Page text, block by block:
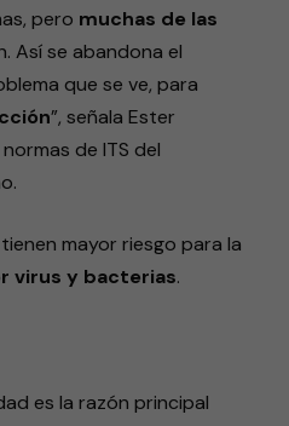
pero muchas de las
Así se abandona el
que se ve, para
”, señala Ester
de ITS del
mayor riesgo para la
virus y bacterias.
es la razón principal